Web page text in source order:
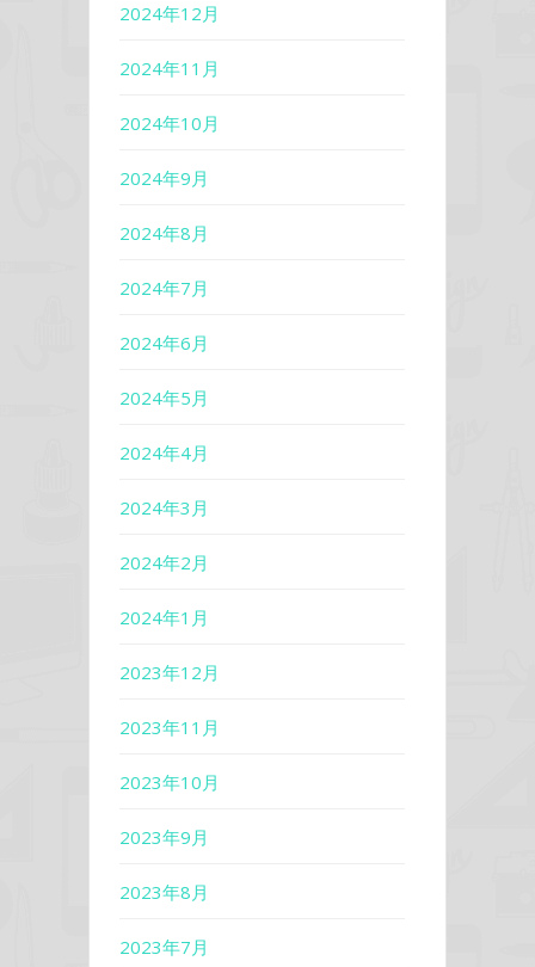
2024年12月
2024年11月
2024年10月
2024年9月
2024年8月
2024年7月
2024年6月
2024年5月
2024年4月
2024年3月
2024年2月
2024年1月
2023年12月
2023年11月
2023年10月
2023年9月
2023年8月
2023年7月